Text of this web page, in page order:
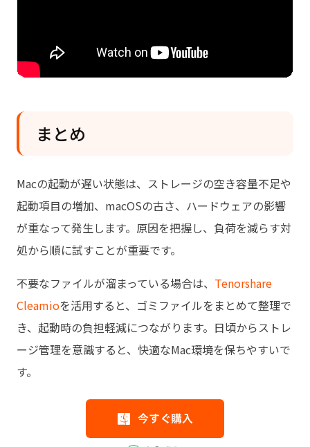
まとめ
Macの起動が遅い状態は、ストレージの空き容量不足や
起動項目の増加、macOSの古さ、ハードウェアの影響
が重なって発生します。原因を把握し、負荷を減らす対
処から順に試すことが重要です。
不要なファイルが溜まっている場合は、 Tenorshare
Cleamioを活用すると、ゴミファイルをまとめて整理で
き、起動時の負担軽減につながります。日頃からストレ
ージ管理を意識すると、快適なMac環境を保ちやすいで
す。